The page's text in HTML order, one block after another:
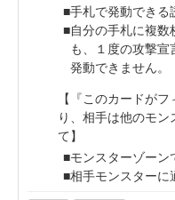
手札で発動できる
自分の手札に複
も、１度の攻撃
発動できません。
【『このカードが
り、相手は他のモ
て】
モンスターゾーン
相手モンスターに